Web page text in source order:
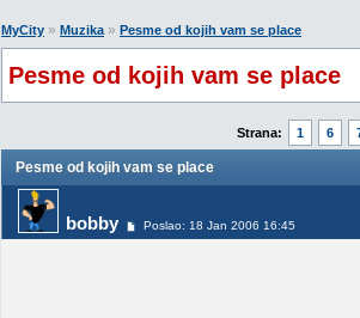
MyCity » Muzika» Pesme od kojih vam se place
Pesme od kojih vam se place
Strana: 1 6
Pesme od kojih vam se place
bobby Poslao: 18 Jan 2006 16:45